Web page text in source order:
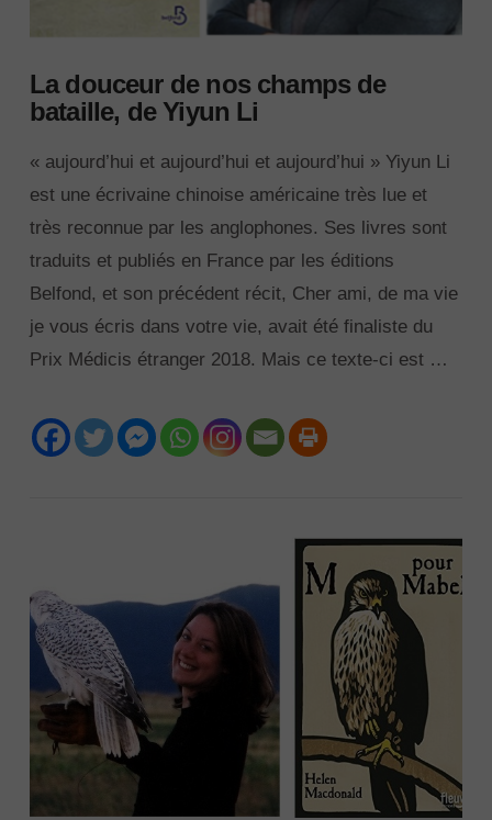
VIEW POST
La douceur de nos champs de
bataille, de Yiyun Li
« aujourd’hui et aujourd’hui et aujourd’hui » Yiyun Li
est une écrivaine chinoise américaine très lue et
très reconnue par les anglophones. Ses livres sont
traduits et publiés en France par les éditions
Belfond, et son précédent récit, Cher ami, de ma vie
je vous écris dans votre vie, avait été finaliste du
Prix Médicis étranger 2018. Mais ce texte-ci est …